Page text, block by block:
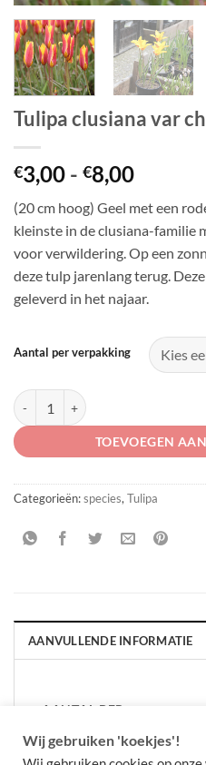
Tulipa clusiana var
€3,00 - €8,00
tot
€8,00
(20 cm hoog) Geel met een
kleinste in de clusiana-familie
voor verwildering. Op een
deze tulp jarenlang terug.
geleverd in het najaar.
Aantal per verpakking
Tulipa clusiana var chrysantha
TOEVOEGEN
Categorieën:species,Tulipa
AANVULLENDE INFORMATIE
AANTAL PER
Wij gebruiken 'koekjes'!